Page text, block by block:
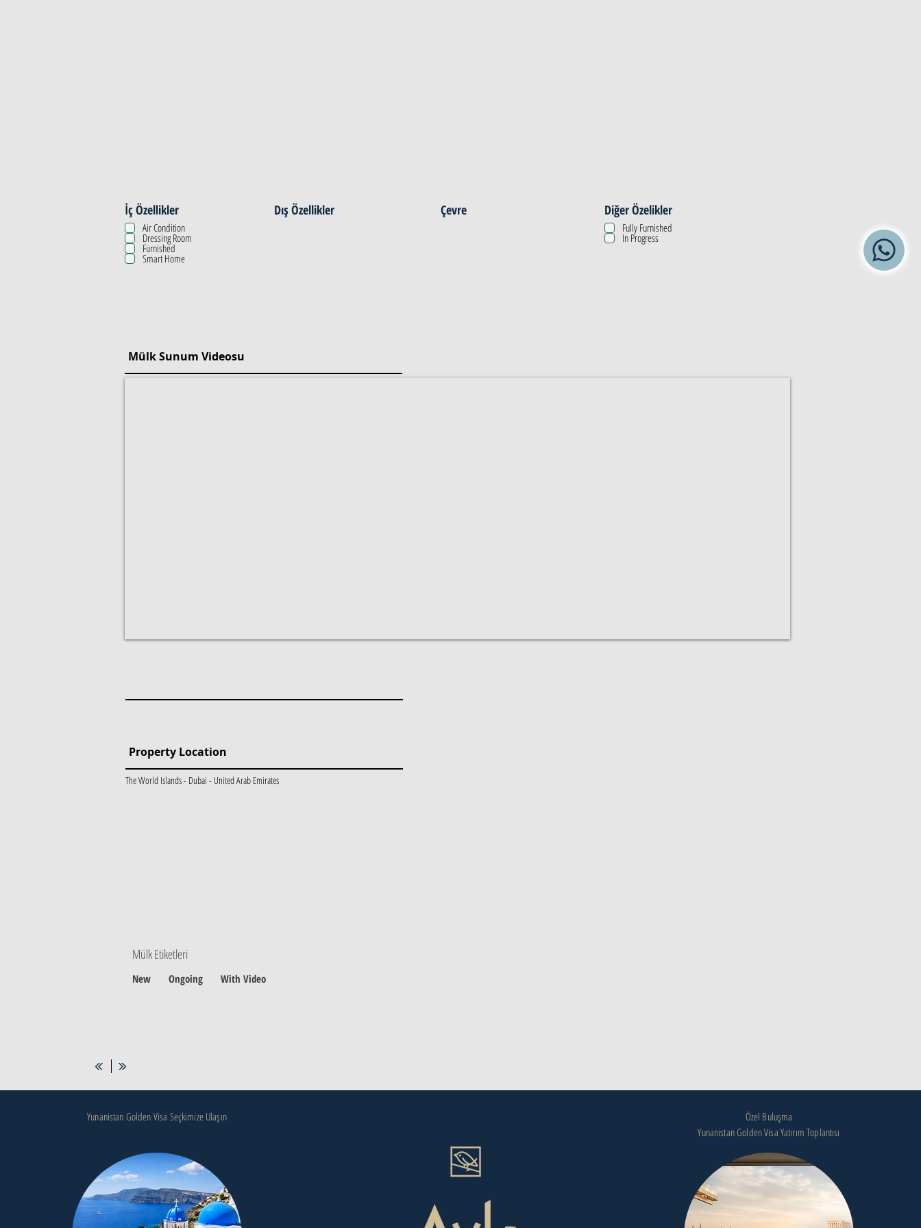
İç Özellikler
Air Condition
Dressing Room
Furnished
Smart Home
Dış Özellikler Çevre Diğer Özelikler
Fully Furnished
In Progress
Mülk Sunum Videosu
Property Location
The World Islands - Dubai - United Arab Emirates
Mülk Etiketleri
New Ongoing With Video
Yunanistan Golden Visa Seçkimize Ulaşın
Özel Buluşma
Yunanistan Golden Visa Yatırım Toplantısı